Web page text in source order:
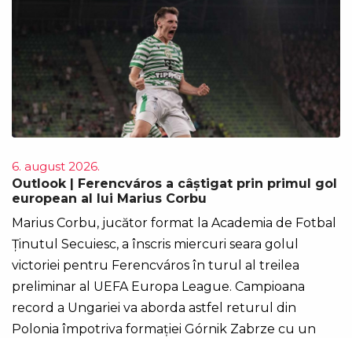
6. august 2026.
Outlook | Ferencváros a câștigat prin primul gol
european al lui Marius Corbu
Marius Corbu, jucător format la Academia de Fotbal
Ținutul Secuiesc, a înscris miercuri seara golul
victoriei pentru Ferencváros în turul al treilea
preliminar al UEFA Europa League. Campioana
record a Ungariei va aborda astfel returul din
Polonia împotriva formației Górnik Zabrze cu un